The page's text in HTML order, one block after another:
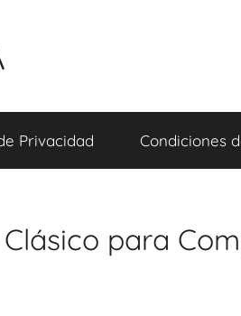
Privacidad Condiciones
para